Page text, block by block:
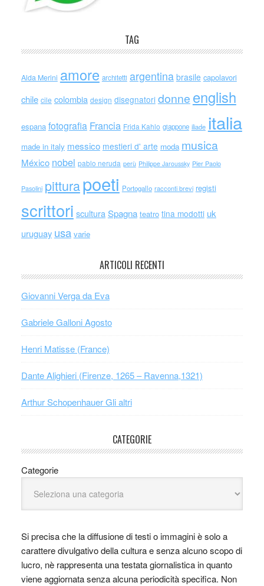
TAG
Alda Merini amore architetti argentina brasile capolavori
chile cile colombia design disegnatori donne english
espana fotografia Francia Frida Kahlo giappone iliade italia
made in italy messico mestieri d' arte moda musica
México nobel pablo neruda perù Philippe Jaroussky Pier Paolo
Pasolini pitturapoeti Portogallo racconti brevi registi
scrittori scultura Spagna teatro tina modotti uk
uruguay usa varie
ARTICOLI RECENTI
Giovanni Verga da Eva
Gabriele Galloni Agosto
Henri Matisse (France)
Dante Alighieri (Firenze, 1265 – Ravenna,1321)
Arthur Schopenhauer Gli altri
CATEGORIE
Categorie
Si precisa che la diffusione di testi o immagini è solo a
carattere divulgativo della cultura e senza alcuno scopo di
lucro, nè rappresenta una testata giornalistica in quanto
viene aggiornata senza alcuna periodicità specifica. Non